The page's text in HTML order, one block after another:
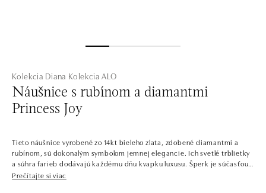
Kolekcia Diana Kolekcia ALO
Náušnice s rubínom a diamantmi
Princess Joy
Tieto náušnice vyrobené zo 14kt bieleho zlata, zdobené diamantmi a
rubínom, sú dokonalým symbolom jemnej elegancie. Ich svetlé trblietky
a súhra farieb dodávajú každému dňu kvapku luxusu. Šperk je súčasťou
kolekcie Diana.
Prečítajte si viac